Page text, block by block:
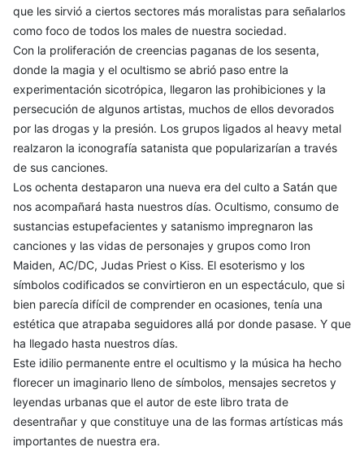
que les sirvió a ciertos sectores más moralistas para señalarlos
como foco de todos los males de nuestra sociedad.
Con la proliferación de creencias paganas de los sesenta,
donde la magia y el ocultismo se abrió paso entre la
experimentación sicotrópica, llegaron las prohibiciones y la
persecución de algunos artistas, muchos de ellos devorados
por las drogas y la presión. Los grupos ligados al heavy metal
realzaron la iconografía satanista que popularizarían a través
de sus canciones.
Los ochenta destaparon una nueva era del culto a Satán que
nos acompañará hasta nuestros días. Ocultismo, consumo de
sustancias estupefacientes y satanismo impregnaron las
canciones y las vidas de personajes y grupos como Iron
Maiden, AC/DC, Judas Priest o Kiss. El esoterismo y los
símbolos codificados se convirtieron en un espectáculo, que si
bien parecía difícil de comprender en ocasiones, tenía una
estética que atrapaba seguidores allá por donde pasase. Y que
ha llegado hasta nuestros días.
Este idilio permanente entre el ocultismo y la música ha hecho
florecer un imaginario lleno de símbolos, mensajes secretos y
leyendas urbanas que el autor de este libro trata de
desentrañar y que constituye una de las formas artísticas más
importantes de nuestra era.